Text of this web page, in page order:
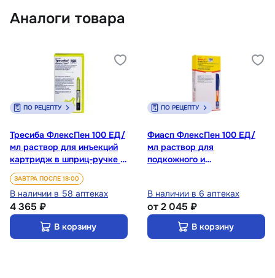
Аналоги товара
ПО РЕЦЕПТУ
Тресиба ФлексПен 100 ЕД/
мл раствор для инъекций
картридж в шприц-ручке 3
мл 5 шт
ЗАВТРА ПОСЛЕ 18:00
В наличии в 58 аптеках
4 365 ₽
В корзину
ПО РЕЦЕПТУ
Фиасп ФлексПен 100 ЕД/
мл раствор для
подкожного и
В наличии в 6 аптеках
от2 045 ₽
В корзину